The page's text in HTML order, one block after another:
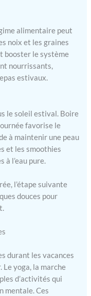
alimentaire peut
noix et les graines
booster le système
nourrissants,
estivaux.
le soleil estival. Boire
favorise le
à maintenir une peau
et les smoothies
à l’eau pure.
l’étape suivante
douces pour
durant les vacances
yoga, la marche
d’activités qui
mentale. Ces